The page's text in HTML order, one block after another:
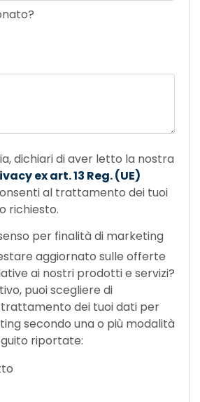
dichiari di aver letto la nostra
ex art. 13 Reg. (UE)
al trattamento dei tuoi
richiesto.
per finalità di marketing
aggiornato sulle offerte
ai nostri prodotti e servizi?
puoi scegliere di
dei tuoi dati per
secondo una o più modalità
riportate: